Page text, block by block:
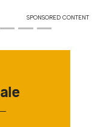
SPONSORED CONTENT